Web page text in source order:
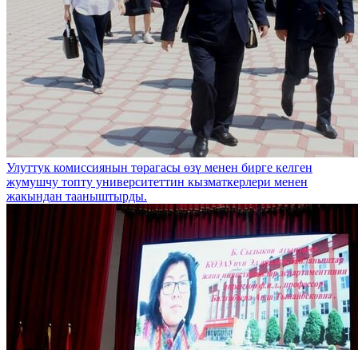
Улуттук комиссиянын төрагасы өзү менен бирге келген
жумушчу топту университеттин кызматкерлери менен
жакындан тааныштырды.